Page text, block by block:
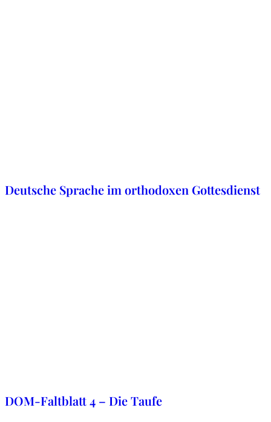
Deutsche Sprache im orthodoxen Gottesdienst
DOM-Faltblatt 4 – Die Taufe